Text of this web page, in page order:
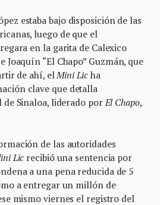
estaba bajo disposición de las
luego de que el
en la garita de Calexico
Joaquín “El Chapo” Guzmán, que
de ahí, elMini Licha
clave que detalla
de Sinaloa, liderado porEl Chapo,
de las autoridades
Lic recibió una sentencia por
a una pena reducida de 5
a entregar un millón de
mismo viernes el registro del